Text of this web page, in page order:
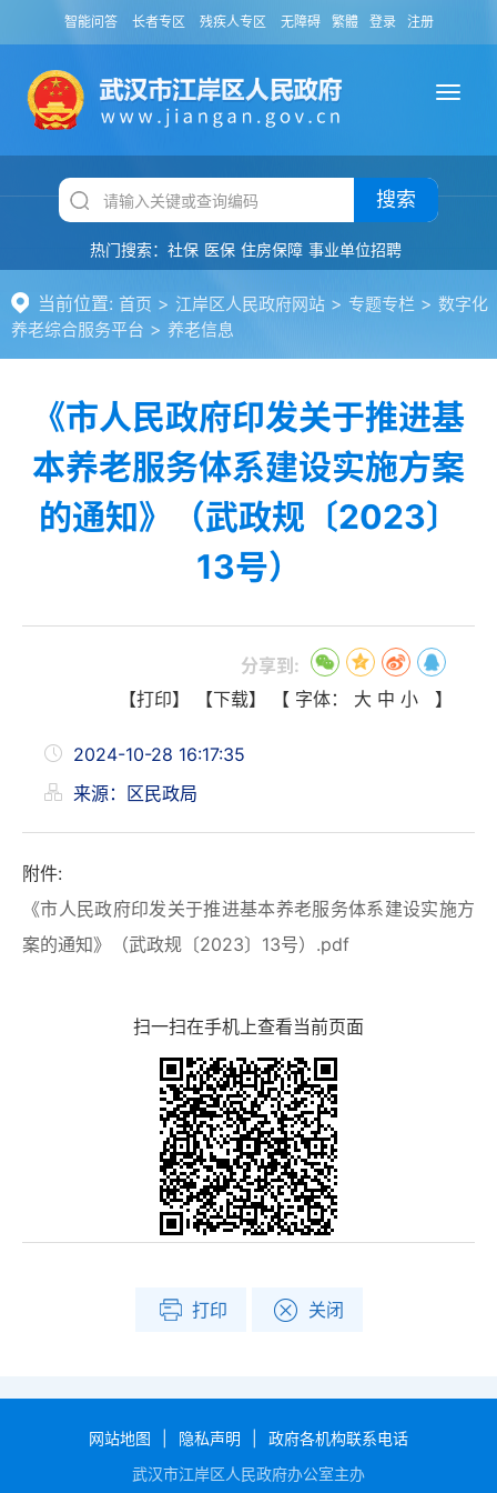
智能问答 长者专区 残疾人专区 无障碍 繁體 登录 注册
搜索
热门搜索： 社保 医保 住房保障 事业单位招聘
当前位置: 首页 > 江岸区人民政府网站 > 专题专栏 > 数字化
养老综合服务平台 > 养老信息
《市人民政府印发关于推进基
本养老服务体系建设实施方案
的通知》（武政规〔2023〕
13号）
分享到:
【打印】
【下载】 【 字体： 大 中 小 】
2024-10-28 16:17:35
来源：区民政局
附件:
《市人民政府印发关于推进基本养老服务体系建设实施方
案的通知》（武政规〔2023〕13号）.pdf
扫一扫在手机上查看当前页面
打印 关闭
网站地图 隐私声明
政府各机构联系电话
武汉市江岸区人民政府办公室主办